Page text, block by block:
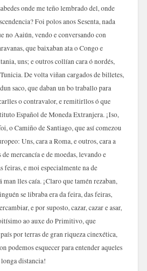
onde me teño lembrado del, onde
Foi polos anos Sesenta, nada
no Aaiún, vendo e conversando con
que baixaban ata o Congo e
uns; e outros collían cara ó nordés,
De volta viñan cargados de billetes,
saco, que daban un bo traballo para
o contravalor, e remitirllos ó que
Español de Moneda Extranjera. ¡Iso,
o Camiño de Santiago, que así comezou
Uns, cara a Roma, e outros, cara a
mercancía e de moedas, levando e
feiras, e moi especialmente na de
man lles caía. ¡Claro que tamén rezaban,
se libraba era da feira, das feiras,
e por suposto, cazar, cazar e asar,
ao auxe do Primitivo, que
por terras de gran riqueza cinexética,
podemos esquecer para entender aqueles
longa distancia!